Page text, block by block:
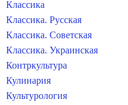
Классика
Классика. Русская
Классика. Советская
Классика. Украинская
Контркультура
Кулинария
Культурология